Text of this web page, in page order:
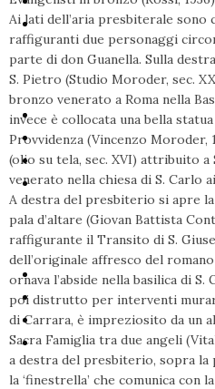
Ai lati dell’aria presbiterale sono
raffiguranti due personaggi
parte di don Guanella. Sulla
S. Pietro (Studio Moroder, sec.
bronzo venerato a Roma nella
invece è collocata una bella
Provvidenza (Vincenzo Moroder,
(olio su tela, sec. XVI) attribuito a
venerato nella chiesa di S. Carlo
A destra del presbiterio si apre la
pala d’altare (Giovan Battista
raffigurante il Transito di S.
dell’originale affresco del
ornava l’abside nella basilica di
poi distrutto per interventi
di Carrara, è impreziosito da un
Sacra Famiglia tra due angeli
a destra del presbiterio, sopra la
la ‘finestrella’ che comunica con